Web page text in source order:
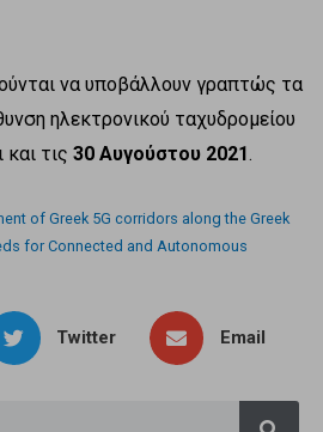
να υποβάλλουν γραπτώς τα
ηλεκτρονικού ταχυδρομείου
τις 30 Αυγούστου 2021.
of Greek 5G corridors along the Greek
for Connected and Autonomous
Twitter Email